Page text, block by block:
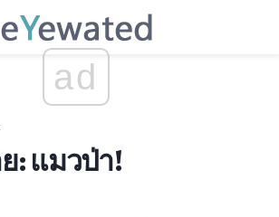
ad
: แมวป่า!